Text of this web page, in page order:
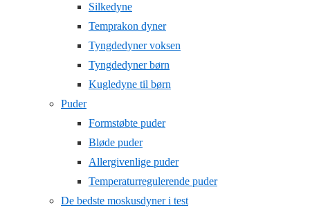
Silkedyne
Temprakon dyner
Tyngdedyner voksen
Tyngdedyner børn
Kugledyne til børn
Puder
Formstøbte puder
Bløde puder
Allergivenlige puder
Temperaturregulerende puder
De bedste moskusdyner i test